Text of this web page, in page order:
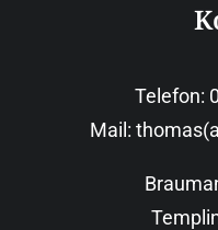
Telefon:
Mail: